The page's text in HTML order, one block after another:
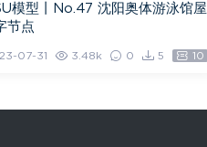
模型丨No.47 沈阳奥体游泳馆屋
节点
07-31 3.48k 0 5 10